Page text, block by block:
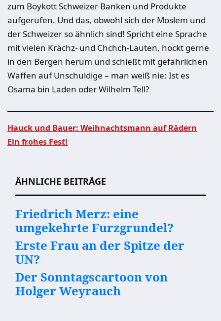
zum Boykott Schweizer Banken und Produkte
aufgerufen. Und das, obwohl sich der Moslem und
der Schweizer so ähnlich sind! Spricht eine Sprache
mit vielen Krächz- und Chchch-Lauten, hockt gerne
in den Bergen herum und schießt mit gefährlichen
Waffen auf Unschuldige – man weiß nie: Ist es
Osama bin Laden oder Wilhelm Tell?
Hauck und Bauer: Weihnachtsmann auf Rädern
Ein frohes Fest!
ÄHNLICHE BEITRÄGE
Friedrich Merz: eine
umgekehrte Furzgrundel?
Erste Frau an der Spitze der
UN?
Der Sonntagscartoon von
Holger Weyrauch